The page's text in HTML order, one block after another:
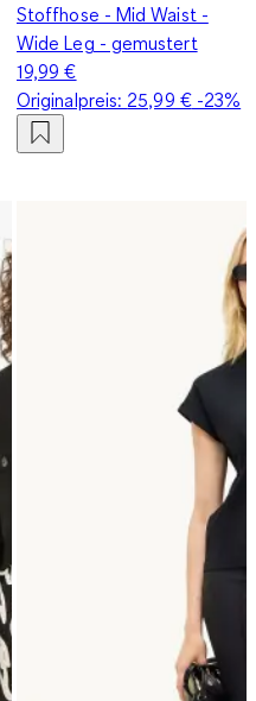
Stoffhose - Mid Waist -
Wide Leg - gemustert
19,99 €
Originalpreis: 25,99 €-23%